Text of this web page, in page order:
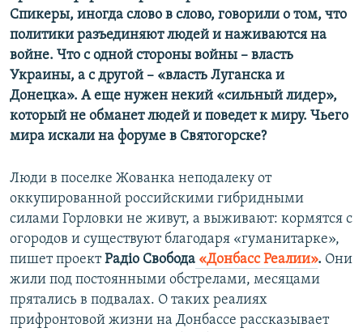
Спикеры, иногда слово в слово, говорили о том, что
политики разъединяют людей и наживаются на
войне. Что с одной стороны войны – власть
Украины, а с другой – «власть Луганска и
Донецка». А еще нужен некий «сильный лидер»,
который не обманет людей и поведет к миру. Чьего
мира искали на форуме в Святогорске?
Люди в поселке Жованка неподалеку от
оккупированной российскими гибридными
силами Горловки не живут, а выживают: кормятся с
огородов и существуют благодаря «гуманитарке»,
пишет проектРадiо Свобода «Донбасс Реалии». Они
жили под постоянными обстрелами, месяцами
прятались в подвалах. О таких реалиях
прифронтовой жизни на Донбассе рассказывает